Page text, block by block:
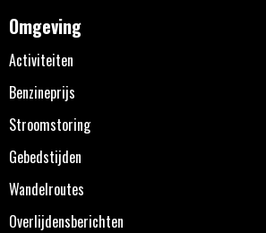
Omgeving
Activiteiten
Benzineprijs
Stroomstoring
Gebedstijden
Wandelroutes
Overlijdensberichten